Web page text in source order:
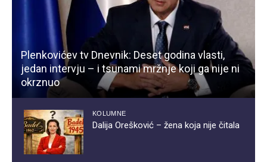
Plenkovićev tv Dnevnik: Deset godina vlasti,
jedan intervju – i tsunami mržnje koji ga nije ni
okrznuo
KOLUMNE
Dalija Orešković – žena koja nije čitala